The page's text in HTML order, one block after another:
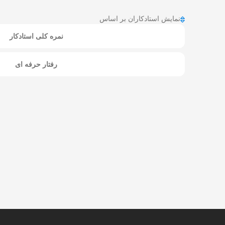
نمایش استادکاران بر اساس
نمره کلی استادکار
رفتار حرفه ای